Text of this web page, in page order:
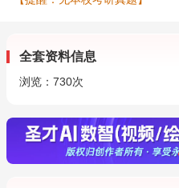
全套资料信息
浏览： 730次